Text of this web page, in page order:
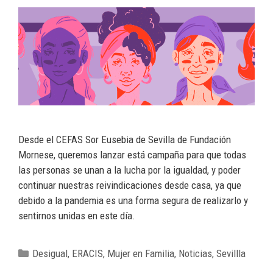
Desde el CEFAS Sor Eusebia de Sevilla de Fundación
Mornese, queremos lanzar está campaña para que todas
las personas se unan a la lucha por la igualdad, y poder
continuar nuestras reivindicaciones desde casa, ya que
debido a la pandemia es una forma segura de realizarlo y
sentirnos unidas en este día.
Desigual, ERACIS, Mujer en Familia, Noticias,Sevillla